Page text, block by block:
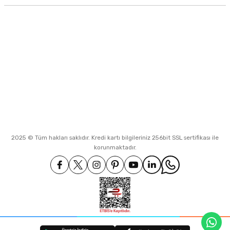
2025 © Tüm hakları saklıdır. Kredi kartı bilgileriniz 256bit SSL sertifikası ile
korunmaktadır.